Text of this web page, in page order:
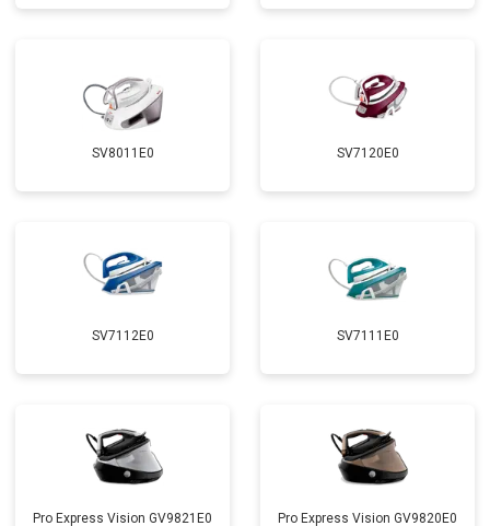
SV8011E0 SV7120E0
SV7112E0 SV7111E0
Pro Express Vision GV9821E0 Pro Express Vision GV9820E0